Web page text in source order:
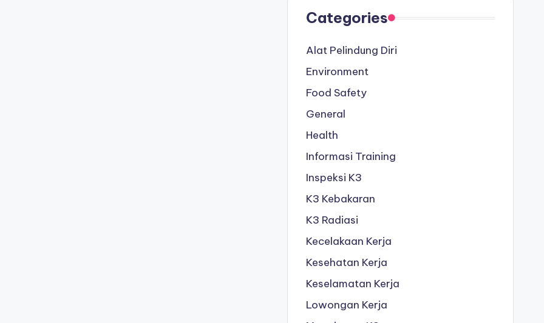
Categories
Alat Pelindung Diri
Environment
Food Safety
General
Health
Informasi Training
Inspeksi K3
K3 Kebakaran
K3 Radiasi
Kecelakaan Kerja
Kesehatan Kerja
Keselamatan Kerja
Lowongan Kerja